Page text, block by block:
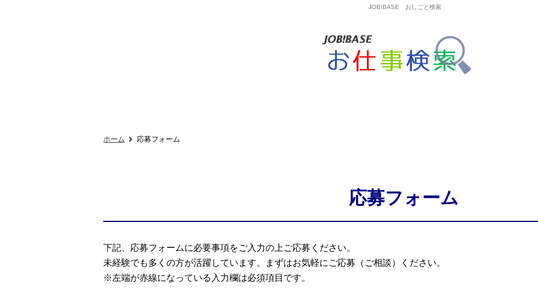
JOB!BASE おしごと検索
ホーム 応募フォーム
応募フォーム
下記、応募フォームに必要事項をご入力の上ご応募ください。
未経験でも多くの方が活躍しています。まずはお気軽にご応募（ご相談）ください。
※左端が赤線になっている入力欄は必須項目です。